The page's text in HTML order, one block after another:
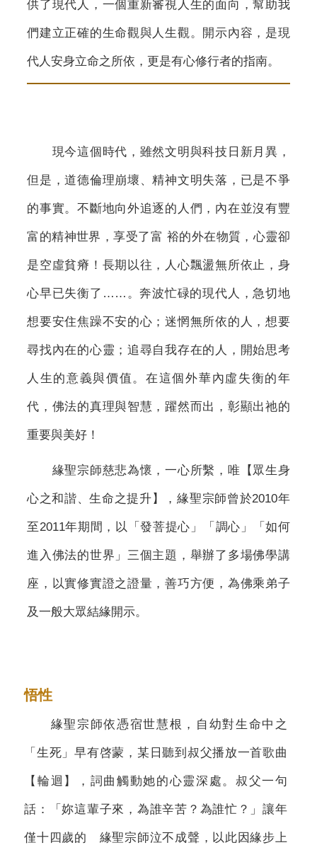
供了現代人，一個重新審視人生的面向，幫助我
們建立正確的生命觀與人生觀。開示內容，是現
代人安身立命之所依，更是有心修行者的指南。
現今這個時代，雖然文明與科技日新月異，
但是，道德倫理崩壞、精神文明失落，已是不爭
的事實。不斷地向外追逐的人們，內在並沒有豐
富的精神世界，享受了富 裕的外在物質，心靈卻
是空虛貧瘠！長期以往，人心飄盪無所依止，身
心早已失衡了……。奔波忙碌的現代人，急切地
想要安住焦躁不安的心；迷惘無所依的人，想要
尋找內在的心靈；追尋自我存在的人，開始思考
人生的意義與價值。在這個外華內虛失衡的年
代，佛法的真理與智慧，躍然而出，彰顯出祂的
重要與美好！
緣聖宗師慈悲為懷，一心所繫，唯【眾生身
心之和諧、生命之提升】，緣聖宗師曾於2010年
至2011年期間，以「發菩提心」「調心」「如何
進入佛法的世界」三個主題，舉辦了多場佛學講
座，以實修實證之證量，善巧方便，為佛乘弟子
及一般大眾結緣開示。
悟性
緣聖宗師依憑宿世慧根，自幼對生命中之
「生死」早有啓蒙，某日聽到叔父播放一首歌曲
【輪迴】，詞曲觸動她的心靈深處。叔父一句
話：「妳這輩子來，為誰辛苦？為誰忙？」讓年
僅十四歲的 緣聖宗師泣不成聲，以此因緣步上